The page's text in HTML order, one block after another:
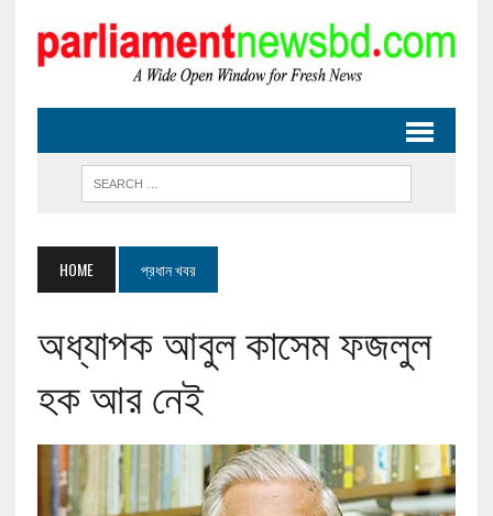
HOME প্রধান খবর
অধ্যাপক আবুল কাসেম ফজলুল
হক আর নেই